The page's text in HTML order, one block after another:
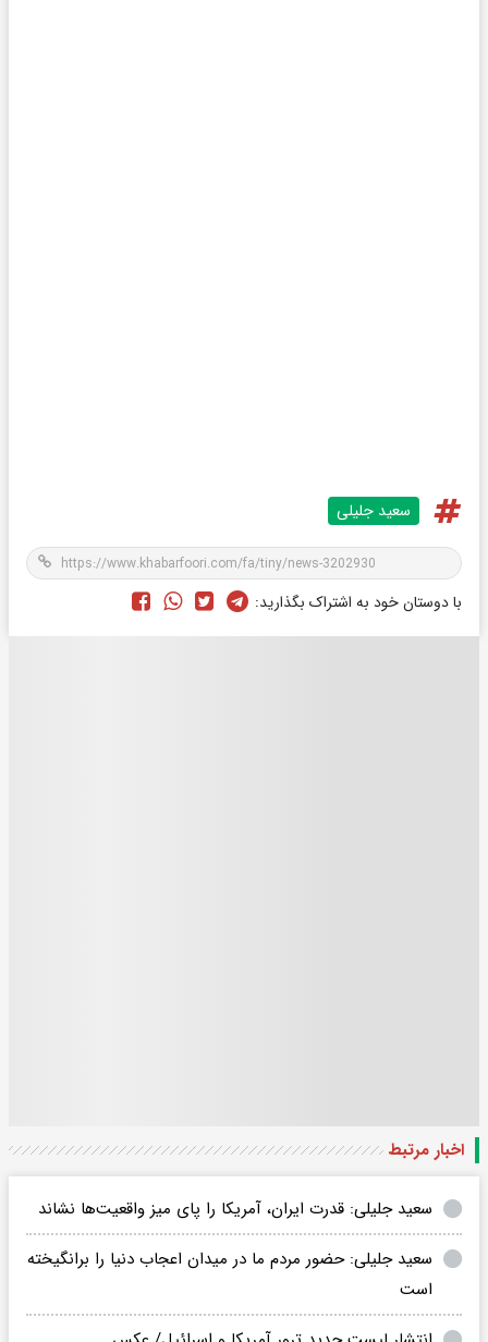
سعید جلیلی
با دوستان خود به اشتراک بگذارید:
اخبار مرتبط
سعید جلیلی: قدرت ایران، آمریکا را پای میز واقعیت‌‌ها نشاند
سعید جلیلی: حضور مردم ما در میدان اعجاب دنیا را برانگیخته
است